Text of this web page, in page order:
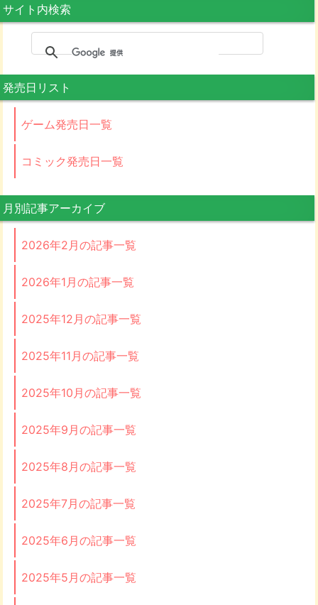
サイト内検索
発売日リスト
ゲーム発売日一覧
コミック発売日一覧
月別記事アーカイブ
2026年2月の記事一覧
2026年1月の記事一覧
2025年12月の記事一覧
2025年11月の記事一覧
2025年10月の記事一覧
2025年9月の記事一覧
2025年8月の記事一覧
2025年7月の記事一覧
2025年6月の記事一覧
2025年5月の記事一覧